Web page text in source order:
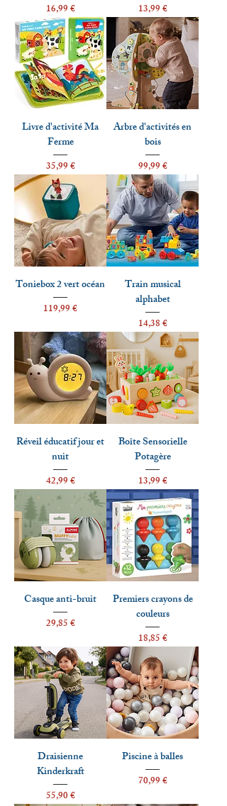
Prix
16,99 € Prix
13,99 €
Livre d'activité Ma
Ferme
Prix
35,99 €
Arbre d'activités en
bois
Prix
99,99 €
Toniebox 2 vert océan
Prix
119,99 €
Train musical
alphabet
Prix
14,38 €
Réveil éducatif jour et
nuit
Prix
42,99 €
Boîte Sensorielle
Potagère
Prix
13,99 €
Casque anti-bruit
Prix
29,85 €
Premiers crayons de
couleurs
Prix
18,85 €
Draisienne
Kinderkraft
Prix
55,90 €
Piscine à balles
Prix
70,99 €